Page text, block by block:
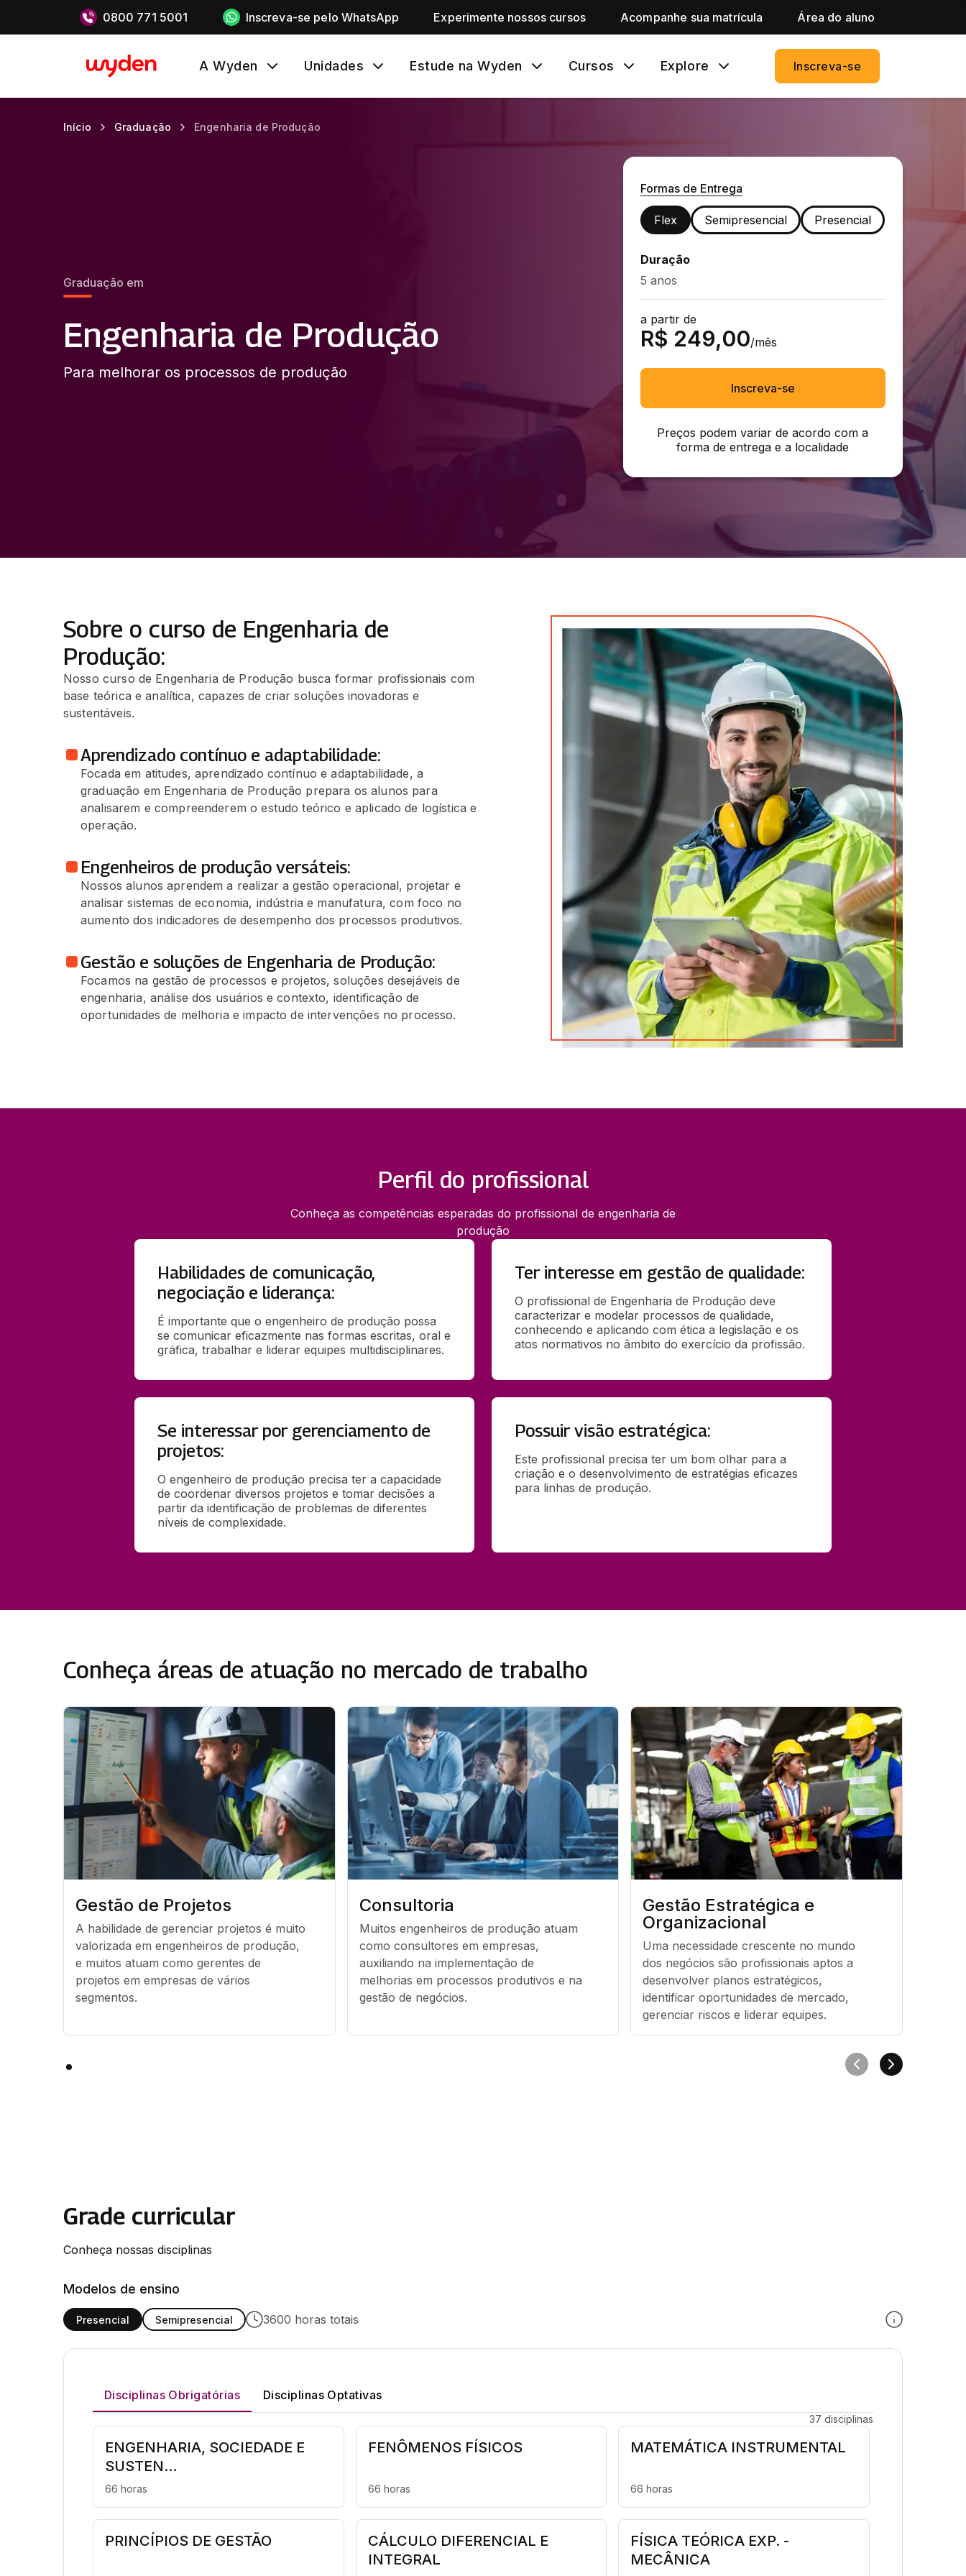
0800 771 5001 Inscreva-se pelo WhatsApp Experimente nossos cursos Acompanhe sua matrícula Área do aluno
A Wyden Unidades Estude na Wyden Cursos Explore Inscreva-se
Início Graduação Engenharia de Produção
Graduação em
Engenharia de Produção
Para melhorar os processos de produção
Formas de Entrega
Flex Semipresencial Presencial
Duração
5 anos
a partir de
R$ 249,00/mês
Inscreva-se
Preços podem variar de acordo com a
forma de entrega e a localidade
Sobre o curso de Engenharia de
Produção:
Nosso curso de Engenharia de Produção busca formar profissionais com
base teórica e analítica, capazes de criar soluções inovadoras e
sustentáveis.
Aprendizado contínuo e adaptabilidade:
Focada em atitudes, aprendizado contínuo e adaptabilidade, a
graduação em Engenharia de Produção prepara os alunos para
analisarem e compreenderem o estudo teórico e aplicado de logística e
operação.
Engenheiros de produção versáteis:
Nossos alunos aprendem a realizar a gestão operacional, projetar e
analisar sistemas de economia, indústria e manufatura, com foco no
aumento dos indicadores de desempenho dos processos produtivos.
Gestão e soluções de Engenharia de Produção:
Focamos na gestão de processos e projetos, soluções desejáveis de
engenharia, análise dos usuários e contexto, identificação de
oportunidades de melhoria e impacto de intervenções no processo.
Perfil do profissional
Conheça as competências esperadas do profissional de engenharia de
produção
Habilidades de comunicação,
negociação e liderança:
É importante que o engenheiro de produção possa
se comunicar eficazmente nas formas escritas, oral e
gráfica, trabalhar e liderar equipes multidisciplinares.
Ter interesse em gestão de qualidade:
O profissional de Engenharia de Produção deve
caracterizar e modelar processos de qualidade,
conhecendo e aplicando com ética a legislação e os
atos normativos no âmbito do exercício da profissão.
Se interessar por gerenciamento de
projetos:
O engenheiro de produção precisa ter a capacidade
de coordenar diversos projetos e tomar decisões a
partir da identificação de problemas de diferentes
níveis de complexidade.
Possuir visão estratégica:
Este profissional precisa ter um bom olhar para a
criação e o desenvolvimento de estratégias eficazes
para linhas de produção.
Conheça áreas de atuação no mercado de trabalho
Gestão de Projetos
A habilidade de gerenciar projetos é muito
valorizada em engenheiros de produção,
e muitos atuam como gerentes de
projetos em empresas de vários
segmentos.
Consultoria
Muitos engenheiros de produção atuam
como consultores em empresas,
auxiliando na implementação de
melhorias em processos produtivos e na
gestão de negócios.
Gestão Estratégica e
Organizacional
Uma necessidade crescente no mundo
dos negócios são profissionais aptos a
desenvolver planos estratégicos,
identificar oportunidades de mercado,
gerenciar riscos e liderar equipes.
Grade curricular
Conheça nossas disciplinas
Modelos de ensino
Presencial Semipresencial 3600 horas totais
Disciplinas Obrigatórias Disciplinas Optativas
37 disciplinas
ENGENHARIA, SOCIEDADE E
SUSTEN...
66 horas
FENÔMENOS FÍSICOS
66 horas
MATEMÁTICA INSTRUMENTAL
66 horas
PRINCÍPIOS DE GESTÃO
CÁLCULO DIFERENCIAL E
INTEGRAL
FÍSICA TEÓRICA EXP. -
MECÂNICA